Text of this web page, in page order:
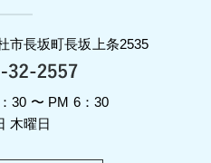
市長坂町長坂上条2535
30 〜 PM 6：30
木曜日